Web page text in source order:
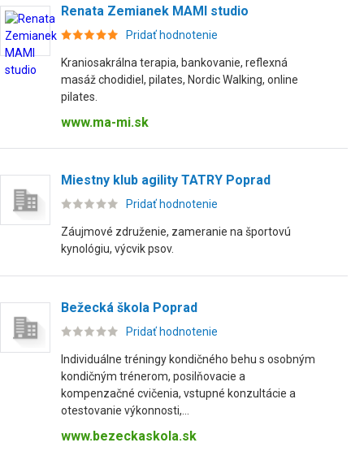
Renata Zemianek MAMI studio
Pridať hodnotenie
Kraniosakrálna terapia, bankovanie, reflexná
masáž chodidiel, pilates, Nordic Walking, online
pilates.
www.ma-mi.sk
Miestny klub agility TATRY Poprad
Pridať hodnotenie
Záujmové združenie, zameranie na športovú
kynológiu, výcvik psov.
Bežecká škola Poprad
Pridať hodnotenie
Individuálne tréningy kondičného behu s osobným
kondičným trénerom, posilňovacie a
kompenzačné cvičenia, vstupné konzultácie a
otestovanie výkonnosti,...
www.bezeckaskola.sk